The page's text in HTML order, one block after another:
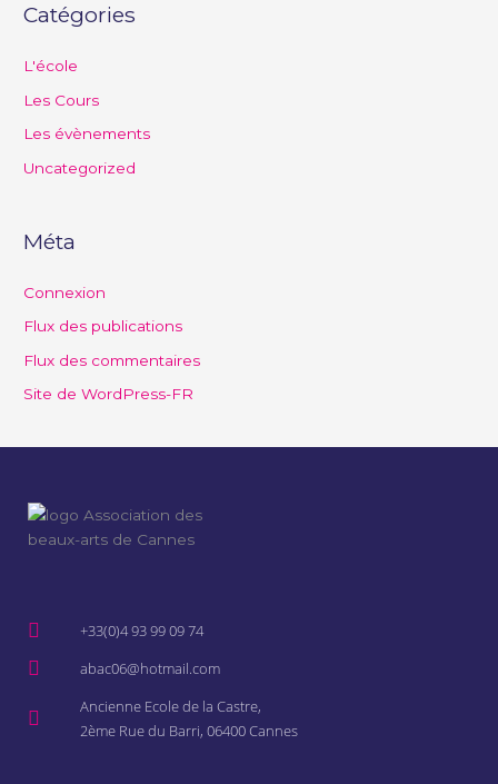
Catégories
L'école
Les Cours
Les évènements
Uncategorized
Méta
Connexion
Flux des publications
Flux des commentaires
Site de WordPress-FR
+33(0)4 93 99 09 74
abac06@hotmail.com
Ancienne Ecole de la Castre,
2ème Rue du Barri, 06400 Cannes